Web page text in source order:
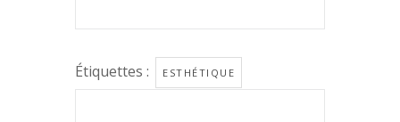
Étiquettes : ESTHÉTIQUE